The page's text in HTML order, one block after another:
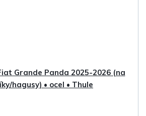
Grande Panda 2025-2026 (na
hagusy) • ocel • Thule